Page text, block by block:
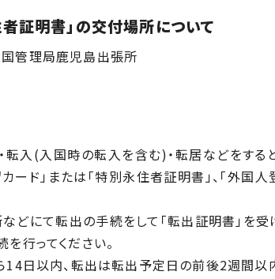
証明書」の交付場所について
管理局鹿児島出張所
入(入国時の転入を含む)・転居などをする
ード」または「特別永住者証明書」、「外国
にて転出の手続をして「転出証明書」を受
行ってください。
日以内、転出は転出予定日の前後2週間以